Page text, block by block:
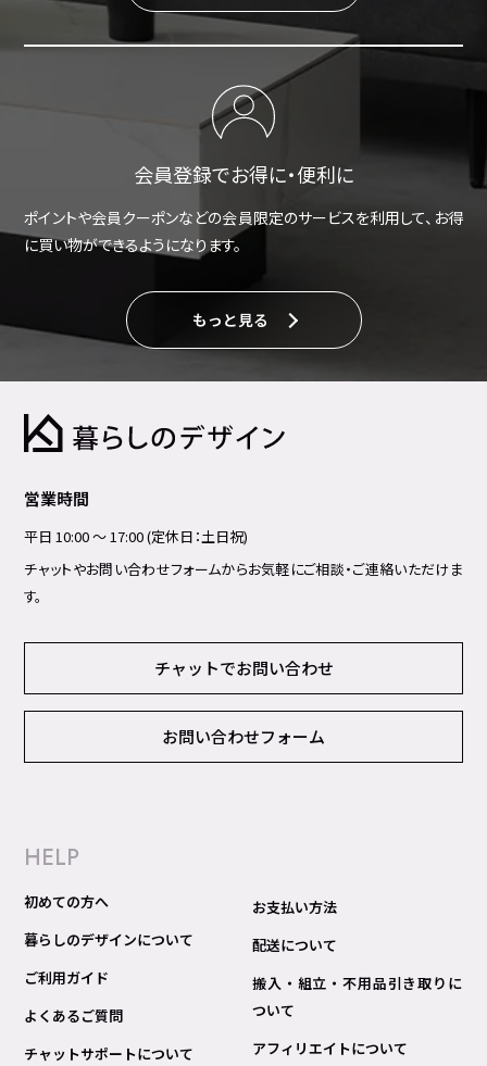
会員登録でお得に・便利に
ポイントや会員クーポンなどの会員限定のサービスを利用して、お得
に買い物ができるようになります。
もっと見る
営業時間
平日 10:00 ～ 17:00 (定休日：土日祝)
チャットやお問い合わせフォームからお気軽にご相談・ご連絡いただけま
す。
チャットでお問い合わせ
お問い合わせフォーム
HELP
初めての方へ
暮らしのデザインについて
ご利用ガイド
よくあるご質問
チャットサポートについて
お支払い方法
配送について
搬入・組立・不用品引き取りに
ついて
アフィリエイトについて